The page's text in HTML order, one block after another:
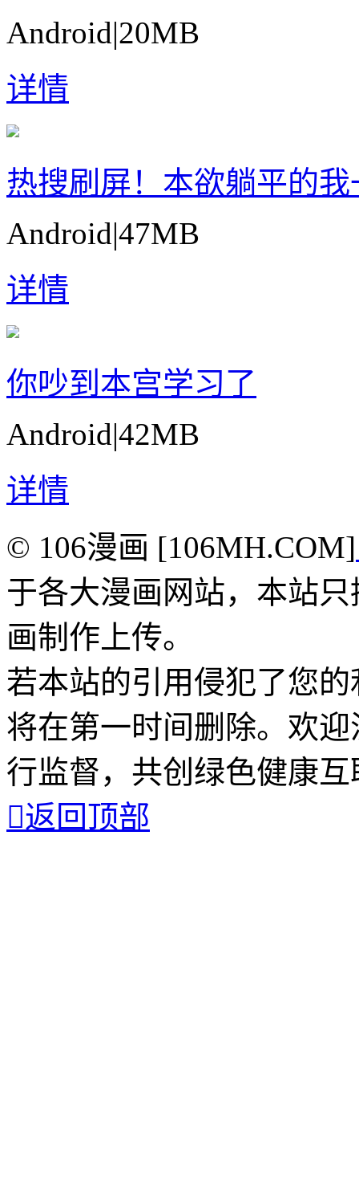
Android|20MB
详情
热搜刷屏！本欲躺平的
Android|47MB
详情
你吵到本宫学习了
Android|42MB
详情
© 106漫画 [106MH.COM]
于各大漫画网站，本站
画制作上传。
若本站的引用侵犯了您
将在第一时间删除。欢
行监督，共创绿色健康互
返回顶部